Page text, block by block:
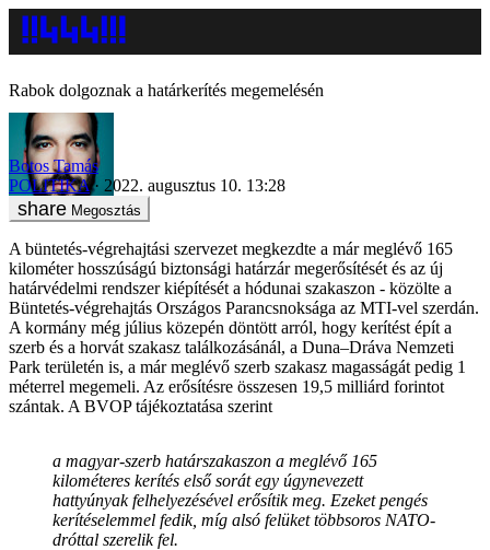
Rabok dolgoznak a határkerítés megemelésén
Botos Tamás
POLITIKA
2022. augusztus 10. 13:28
Megosztás
A büntetés-végrehajtási szervezet megkezdte a már meglévő 165
kilométer hosszúságú biztonsági határzár megerősítését és az új
határvédelmi rendszer kiépítését a hódunai szakaszon - közölte a
Büntetés-végrehajtás Országos Parancsnoksága az MTI-vel szerdán.
A kormány még július közepén döntött arról, hogy kerítést épít a
szerb és a horvát szakasz találkozásánál, a Duna–Dráva Nemzeti
Park területén is, a már meglévő szerb szakasz magasságát pedig 1
méterrel megemeli. Az erősítésre összesen 19,5 milliárd forintot
szántak. A BVOP tájékoztatása szerint
a magyar-szerb határszakaszon a meglévő 165
kilométeres kerítés első sorát egy úgynevezett
hattyúnyak felhelyezésével erősítik meg. Ezeket pengés
kerítéselemmel fedik, míg alsó felüket többsoros NATO-
dróttal szerelik fel.